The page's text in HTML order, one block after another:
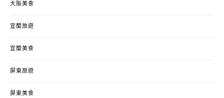
大阪美食
宜蘭旅遊
宜蘭美食
屏東旅遊
屏東美食